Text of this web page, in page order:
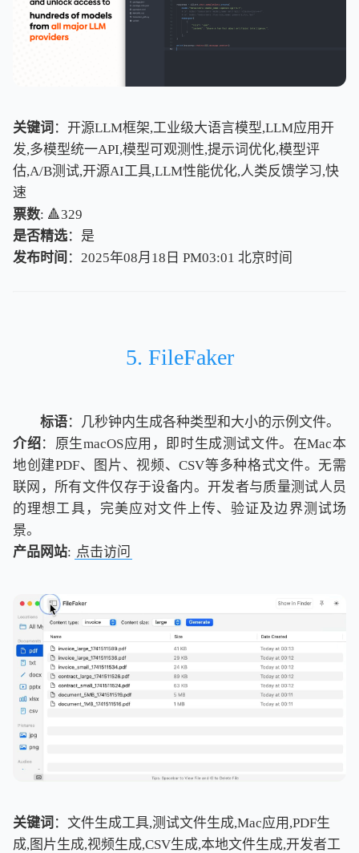
关键词 ：开源LLM框架,工业级大语言模型,LLM应用开
发,多模型统一API,模型可观测性,提示词优化,模型评
估,A/B测试,开源AI工具,LLM性能优化,人类反馈学习,快
速
票数: 🔺329
是否精选：是
发布时间 ：2025年08月18日 PM03:01 北京时间
北京时间
5. FileFaker
标语：几秒钟内生成各种类型和大小的示例文件。
介绍：原生macOS应用，即时生成测试文件。在Mac本
地创建PDF、图片、视频、CSV等多种格式文件。无需
联网，所有文件仅存于设备内。开发者与质量测试人员
的理想工具，完美应对文件上传、验证及边界测试场
景。
产品网站: 点击访问
关键词 ：文件生成工具,测试文件生成,Mac应用,PDF生
成,图片生成,视频生成,CSV生成,本地文件生成,开发者工